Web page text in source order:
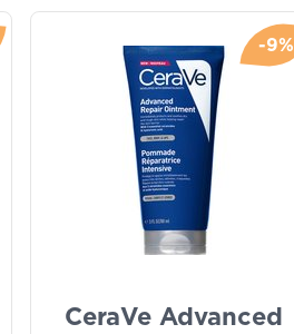
-9%
CeraVe Advanced